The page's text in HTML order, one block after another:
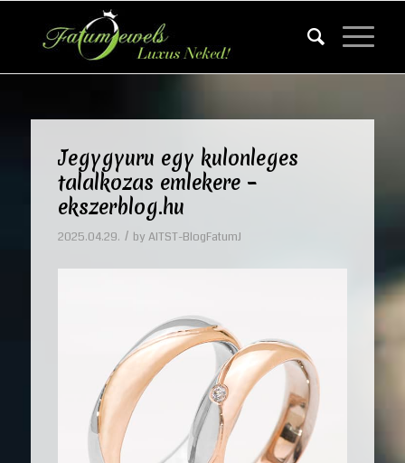
Jegygyuru egy kulonleges
talalkozas emlekere –
ekszerblog.hu
2025.04.29. / by AITST-BlogFatumJ